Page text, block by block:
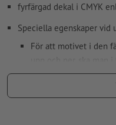
fyrfärgad dekal i CMYK
Speciella egenskaper vid
För att motivet i den